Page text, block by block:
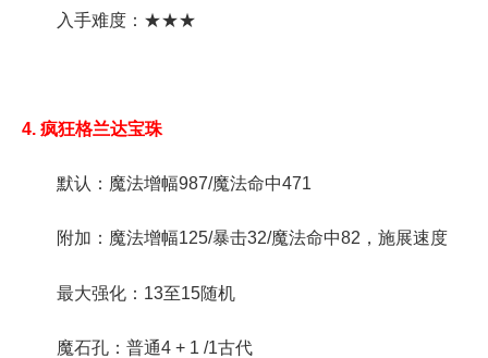
入手难度：★★★
4. 疯狂格兰达宝珠
默认：魔法增幅987/魔法命中471
附加：魔法增幅125/暴击32/魔法命中82，施展速度
最大强化：13至15随机
魔石孔：普通4 + 1 /1古代